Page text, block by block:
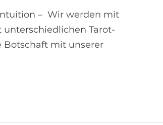
Intuition – Wir werden mit
Tarot-
Botschaft mit unserer